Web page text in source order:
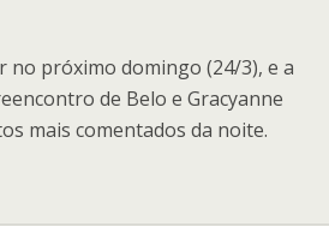
no próximo domingo (24/3), e a
de Belo e Gracyanne
mais comentados da noite.